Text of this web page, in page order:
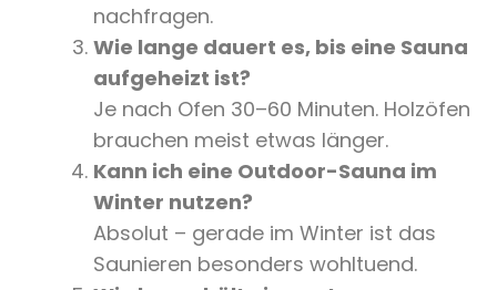
nachfragen.
Wie lange dauert es, bis eine Sauna
aufgeheizt ist?
Je nach Ofen 30–60 Minuten. Holzöfen
brauchen meist etwas länger.
Kann ich eine Outdoor-Sauna im
Winter nutzen?
Absolut – gerade im Winter ist das
Saunieren besonders wohltuend.